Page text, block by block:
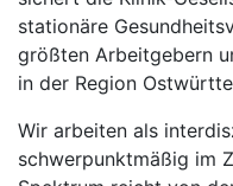
stationäre
größten Arbeitgebern
in der Region
Wir arbeiten als
schwerpunktmäßig im